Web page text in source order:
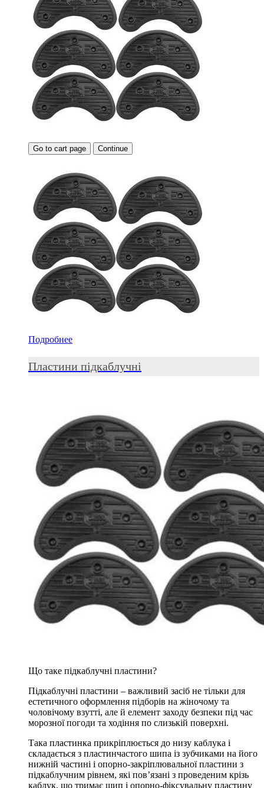
Go to cart page Continue
Подробнее
Пластини підкаблучні
Що таке підкаблучні пластини?
Підкаблучні пластини – важливий засіб не тільки для
естетичного оформлення підборів на жіночому та
чоловічому взутті, але й елемент заходу безпеки під час
морозної погоди та ходіння по слизькій поверхні.
Така пластинка прикріплюється до низу каблука і
складається з пластинчастого шипа із зубчиками на його
нижній частині і опорно-закріплювальної пластини з
підкаблучним рівнем, які пов’язані з проведеним крізь
каблук, що тримає шип і опорно-фіксувальну пластину